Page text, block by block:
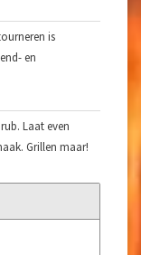
is
en
Laat even
Grillen maar!